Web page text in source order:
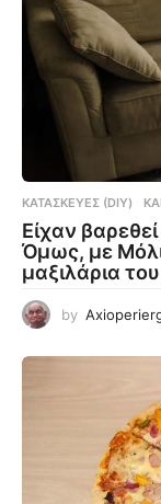
ΚΑΤΑΣΚΕΥΈΣ (DIY)
Είχαν
Όμως, με
μαξιλάρια
by